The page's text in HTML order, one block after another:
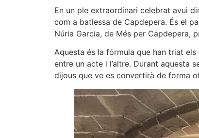
En un ple extraordinari celebrat avui
com a batlessa de Capdepera. És el
Núria Garcia, de Més per Capdepera,
Aquesta és la fórmula que han triat
entre un acte i l’altre. Durant aquesta
dijous que ve es convertirà de forma